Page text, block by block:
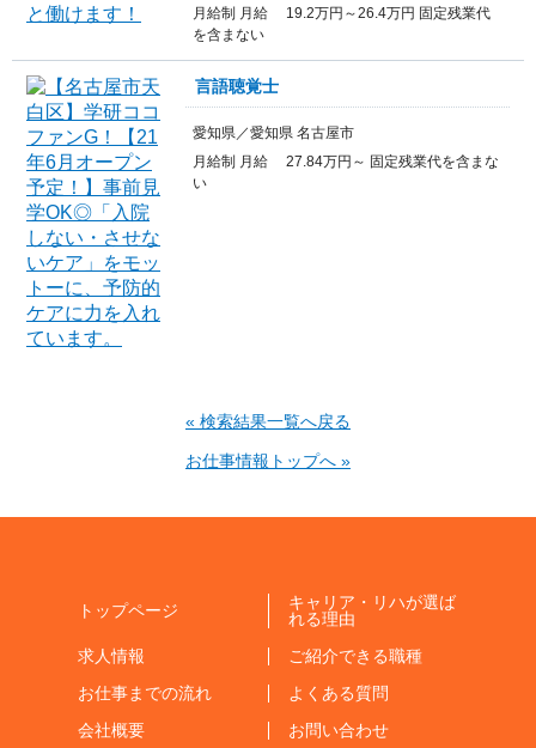
月給制 月給 19.2万円～26.4万円 固定残業代
を含まない
言語聴覚士
愛知県／愛知県 名古屋市
月給制 月給 27.84万円～ 固定残業代を含まな
い
« 検索結果一覧へ戻る
お仕事情報トップへ »
トップページ
キャリア・リハが選ば
れる理由
求人情報
ご紹介できる職種
お仕事までの流れ
よくある質問
会社概要
お問い合わせ